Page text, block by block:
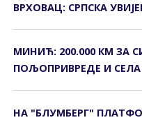
ВРХОВАЦ: СРПСКА
МИНИЋ: 200.000 КМ ЗА
ПОЉОПРИВРЕДЕ И
НА "БЛУМБЕРГ"